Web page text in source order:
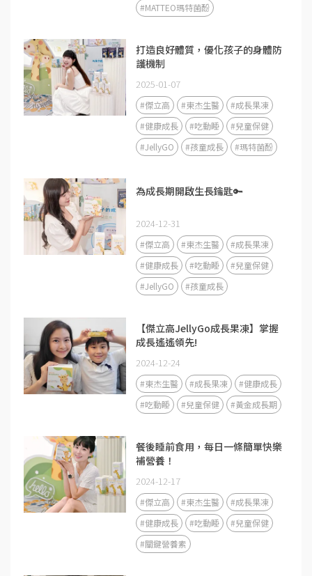
#MATTEO瑪特菌酚
打造良好體質，優化孩子的身體防
護機制
2025-01-07
#傑立高 #東杰生醫
#成長果凍
#健康成長
#吃動睡
#兒童保健
#JellyGO
#孩童成長 #瑪特菌酚
為成長期開啟生長鑰匙🔑
2024-12-31
#傑立高 #東杰生醫
#成長果凍
#健康成長
#吃動睡
#兒童保健
#JellyGO
#孩童成長
【傑立高JellyGo成長果凍】掌握
成長遙遙領先!
2024-12-24
#東杰生醫 #成長果凍
#健康成長
#吃動睡
#兒童保健 #黃金成長期
餐後睡前食用，每日一條簡單快樂
補營養！
2024-12-17
#傑立高 #東杰生醫
#成長果凍
#健康成長
#吃動睡
#兒童保健
#關鍵營養素